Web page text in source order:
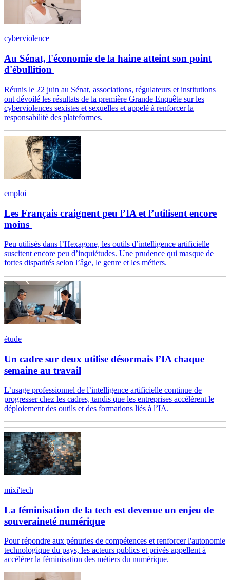
cyberviolence
Au Sénat, l'économie de la haine atteint son point
d'ébullition
Réunis le 22 juin au Sénat, associations, régulateurs et institutions
ont dévoilé les résultats de la première Grande Enquête sur les
cyberviolences sexistes et sexuelles et appelé à renforcer la
responsabilité des plateformes.
emploi
Les Français craignent peu l’IA et l’utilisent encore
moins
Peu utilisés dans l’Hexagone, les outils d’intelligence artificielle
suscitent encore peu d’inquiétudes. Une prudence qui masque de
fortes disparités selon l’âge, le genre et les métiers.
étude
Un cadre sur deux utilise désormais l’IA chaque
semaine au travail
L’usage professionnel de l’intelligence artificielle continue de
progresser chez les cadres, tandis que les entreprises accélèrent le
déploiement des outils et des formations liés à l’IA.
mixi'tech
La féminisation de la tech est devenue un enjeu de
souveraineté numérique
Pour répondre aux pénuries de compétences et renforcer l'autonomie
technologique du pays, les acteurs publics et privés appellent à
accélérer la féminisation des métiers du numérique.